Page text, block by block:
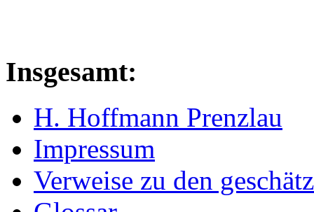
Insgesamt:
H. Hoffmann Prenzlau
Impressum
Verweise zu den